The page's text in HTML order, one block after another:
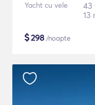
Yacht cu vele
43
13
$298 /noapte